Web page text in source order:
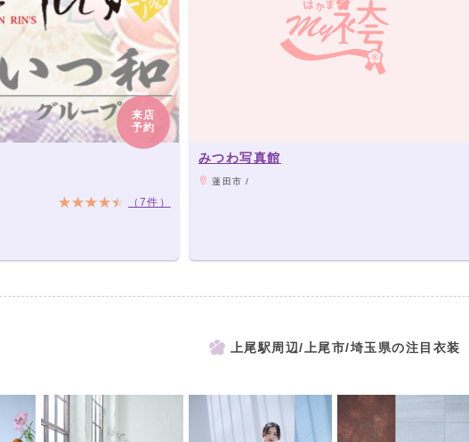
来店
予約
（7件）
みつわ写真館
蓮田市 /
上尾駅周辺/上尾市/埼玉県の注目衣装